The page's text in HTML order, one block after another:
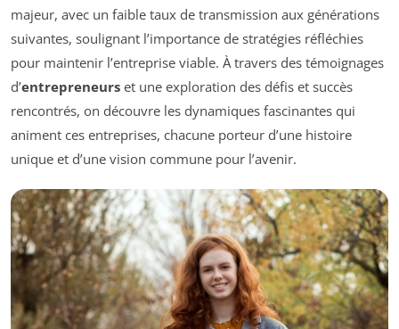
majeur, avec un faible taux de transmission aux générations
suivantes, soulignant l’importance de stratégies réfléchies
pour maintenir l’entreprise viable. À travers des témoignages
d’entrepreneurs et une exploration des défis et succès
rencontrés, on découvre les dynamiques fascinantes qui
animent ces entreprises, chacune porteur d’une histoire
unique et d’une vision commune pour l’avenir.